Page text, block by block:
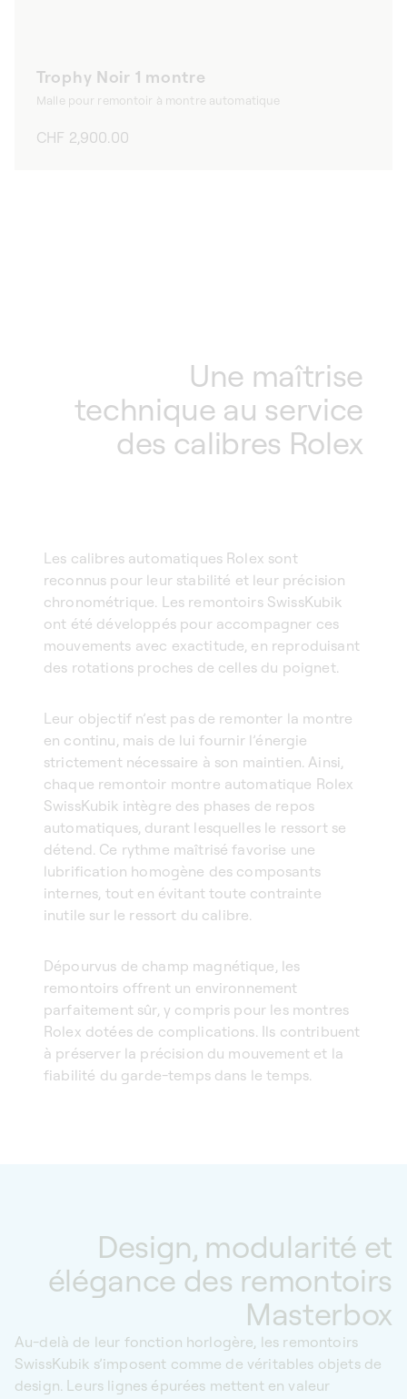
Trophy Noir 1 montre
Malle pour remontoir à montre automatique
Prix
CHF 2,900.00
Une maîtrise
technique au service
des calibres Rolex
Les calibres automatiques Rolex sont
reconnus pour leur stabilité et leur précision
chronométrique. Les remontoirs SwissKubik
ont été développés pour accompagner ces
mouvements avec exactitude, en reproduisant
des rotations proches de celles du poignet.
Leur objectif n’est pas de remonter la montre
en continu, mais de lui fournir l’énergie
strictement nécessaire à son maintien. Ainsi,
chaque remontoir montre automatique Rolex
SwissKubik intègre des phases de repos
automatiques, durant lesquelles le ressort se
détend. Ce rythme maîtrisé favorise une
lubrification homogène des composants
internes, tout en évitant toute contrainte
inutile sur le ressort du calibre.
Dépourvus de champ magnétique, les
remontoirs offrent un environnement
parfaitement sûr, y compris pour les montres
Rolex dotées de complications. Ils contribuent
à préserver la précision du mouvement et la
fiabilité du garde-temps dans le temps.
Design, modularité et
élégance des remontoirs
Masterbox
Au-delà de leur fonction horlogère, les remontoirs
SwissKubik s’imposent comme de véritables objets de
design. Leurs lignes épurées mettent en valeur